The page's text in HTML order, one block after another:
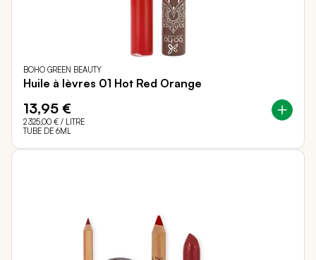
BOHO GREEN BEAUTY
Huile à lèvres 01 Hot Red Orange
13,95 €
2 325,00 € / LITRE
TUBE DE 6ML